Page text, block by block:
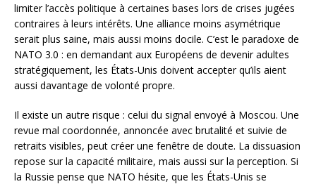
limiter l’accès politique à certaines bases lors de crises jugées
contraires à leurs intérêts. Une alliance moins asymétrique
serait plus saine, mais aussi moins docile. C’est le paradoxe de
NATO 3.0 : en demandant aux Européens de devenir adultes
stratégiquement, les États-Unis doivent accepter qu’ils aient
aussi davantage de volonté propre.
Il existe un autre risque : celui du signal envoyé à Moscou. Une
revue mal coordonnée, annoncée avec brutalité et suivie de
retraits visibles, peut créer une fenêtre de doute. La dissuasion
repose sur la capacité militaire, mais aussi sur la perception. Si
la Russie pense que NATO hésite, que les États-Unis se